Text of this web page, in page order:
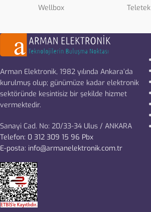
Wellbox Teletek
Arman Elektronik, 1982 yılında Ankara’da
kurulmuş olup; günümüze kadar elektronik
sektöründe kesintisiz bir şekilde hizmet
vermektedir.
Sanayi Cad. No: 20/33-34 Ulus / ANKARA
Telefon: 0 312 309 15 96 Pbx
E-posta: info@armanelektronik.com.tr